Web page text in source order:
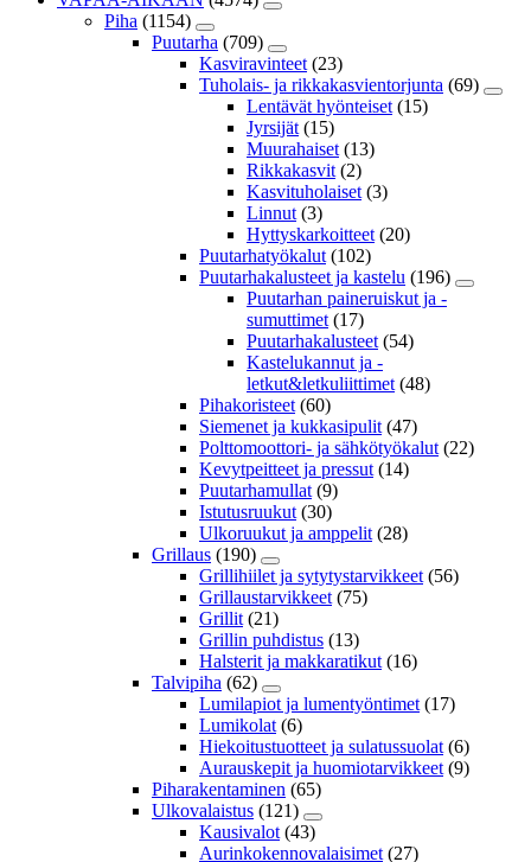
Piha (1154)
Puutarha (709)
Kasviravinteet (23)
Tuholais- ja rikkakasvientorjunta (69)
Lentävät hyönteiset (15)
Jyrsijät (15)
Muurahaiset (13)
Rikkakasvit (2)
Kasvituholaiset (3)
Linnut (3)
Hyttyskarkoitteet (20)
Puutarhatyökalut (102)
Puutarhakalusteet ja kastelu (196)
Puutarhan paineruiskut ja -
sumuttimet (17)
Puutarhakalusteet (54)
Kastelukannut ja -
letkut&letkuliittimet (48)
Pihakoristeet (60)
Siemenet ja kukkasipulit (47)
Polttomoottori- ja sähkötyökalut (22)
Kevytpeitteet ja pressut (14)
Puutarhamullat (9)
Istutusruukut (30)
Ulkoruukut ja amppelit (28)
Grillaus (190)
Grillihiilet ja sytytystarvikkeet (56)
Grillaustarvikkeet (75)
Grillit (21)
Grillin puhdistus (13)
Halsterit ja makkaratikut (16)
Talvipiha (62)
Lumilapiot ja lumentyöntimet (17)
Lumikolat (6)
Hiekoitustuotteet ja sulatussuolat (6)
Aurauskepit ja huomiotarvikkeet (9)
Piharakentaminen (65)
Ulkovalaistus (121)
Kausivalot (43)
Aurinkokennovalaisimet (27)